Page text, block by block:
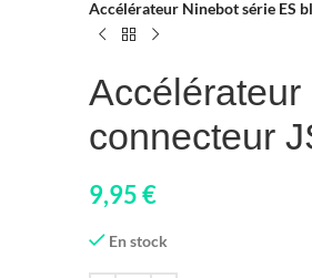
Accélérateur Ninebot série ES
connecteur
9,95€
En stock